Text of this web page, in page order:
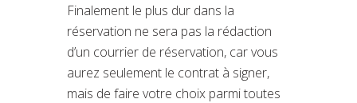
Finalement le plus dur dans la
réservation ne sera pas la rédaction
d’un courrier de réservation, car vous
aurez seulement le contrat à signer,
mais de faire votre choix parmi toutes